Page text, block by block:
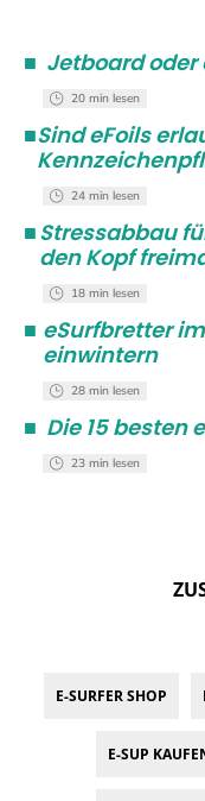
■ Jetboard oder
20 min lesen
■Sind eFoils
24 min lesen
■Stressabbau
den Kopf
18 min lesen
■ eSurfbretter
einwintern
28 min lesen
■ Die 15 besten
23 min lesen
E-SURFER SHOP
E-SUP